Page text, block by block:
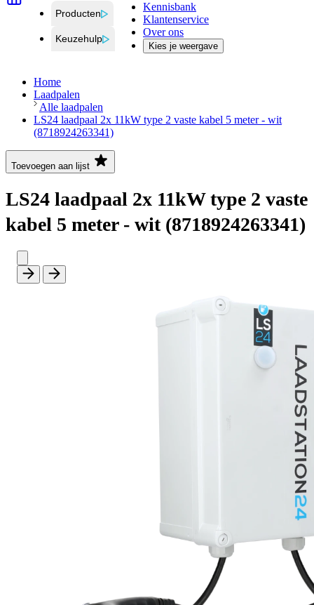
Producten
Keuzehulp
Kennisbank
Klantenservice
Over ons
Kies je weergave
Home
Laadpalen
Alle laadpalen
LS24 laadpaal 2x 11kW type 2 vaste kabel 5 meter - wit
(8718924263341)
Toevoegen aan lijst
LS24 laadpaal 2x 11kW type 2 vaste
kabel 5 meter - wit (8718924263341)